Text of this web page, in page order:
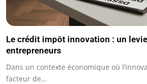
Le crédit impôt innovation : un
entrepreneurs
Dans un contexte économique où
facteur de…